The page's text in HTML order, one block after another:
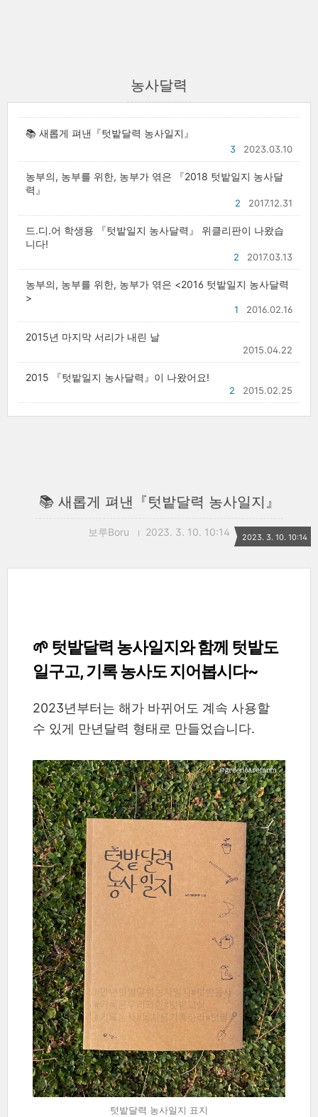
농사달력
📚 새롭게 펴낸『텃밭달력 농사일지』
2023.03.10
3
농부의, 농부를 위한, 농부가 엮은 『2018 텃밭일지 농사달
력』
2017.12.31
2
드.디.어 학생용 『텃밭일지 농사달력』 위클리판이 나왔습
니다!
2017.03.13
2
농부의, 농부를 위한, 농부가 엮은 <2016 텃밭일지 농사달력
>
2016.02.16
1
2015년 마지막 서리가 내린 날
2015.04.22
2015 『텃밭일지 농사달력』이 나왔어요!
2015.02.25
2
📚 새롭게 펴낸『텃밭달력 농사일지』
보루Boru 2023. 3. 10. 10:14 2023. 3. 10. 10:14
🌱 텃밭달력 농사일지와 함께 텃밭도
일구고, 기록 농사도 지어봅시다~
2023년부터는 해가 바뀌어도 계속 사용할
수 있게 만년달력 형태로 만들었습니다.
텃밭달력 농사일지 표지